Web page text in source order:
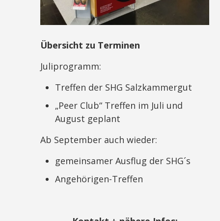
Übersicht zu Terminen
Juliprogramm:
Treffen der SHG Salzkammergut
„Peer Club“ Treffen im Juli und
August geplant
Ab September auch wieder:
gemeinsamer Ausflug der SHG´s
Angehörigen-Treffen